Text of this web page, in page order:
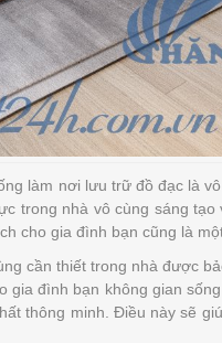
làm nơi lưu trữ đồ đạc là
trong nhà vô cùng sáng tạo
cho gia đình bạn cũng là
cần thiết trong nhà được
đình bạn không gian
thông minh. Điều này sẽ